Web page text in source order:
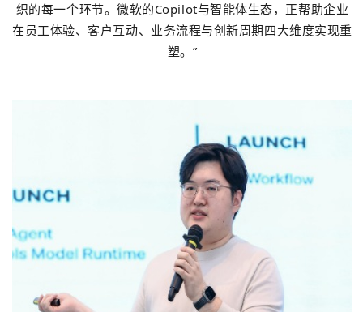
织的每一个环节。微软的Copilot与智能体生态，正帮助企业
在员工体验、客户互动、业务流程与创新周期四大维度实现重
塑。”